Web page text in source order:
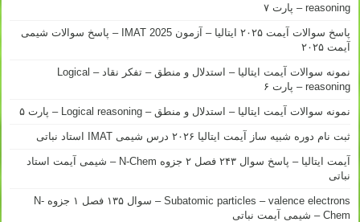
reasoning – پارت ۷
پاسخ سوالات آیمت ۲۰۲۵ ایتالیا – آزمون IMAT 2025 – پاسخ سوالات شیمی
آیمت ۲۰۲۵
نمونه سوالات آیمت ایتالیا – استدلال و منطق – تفکر نقاد – Logical
reasoning – پارت ۶
نمونه سوالات آیمت ایتالیا – استدلال و منطق – Logical reasoning – پارت ۵
ثبت نام دوره شبیه ساز آیمت ایتالیا ۲۰۲۶ درس شیمی IMAT استاد نباتی
آیمت ایتالیا – پاسخ سوال ۲۴۳ فصل ۲ جزوه N-Chem – شیمی آیمت استاد
نباتی
Subatomic particles – valence electrons – سوال ۱۳۵ فصل ۱ جزوه N-
Chem – شیمی آیمت نباتی